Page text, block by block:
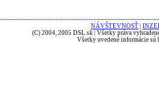
NÁVŠTEVNOSŤ
(C) 2004, 2005 DSL.sk | Všetky práva
Všetky uvedené informácie sú